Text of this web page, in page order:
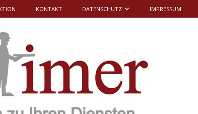
KONTAKT DATENSCHUTZ IMPRESSUM